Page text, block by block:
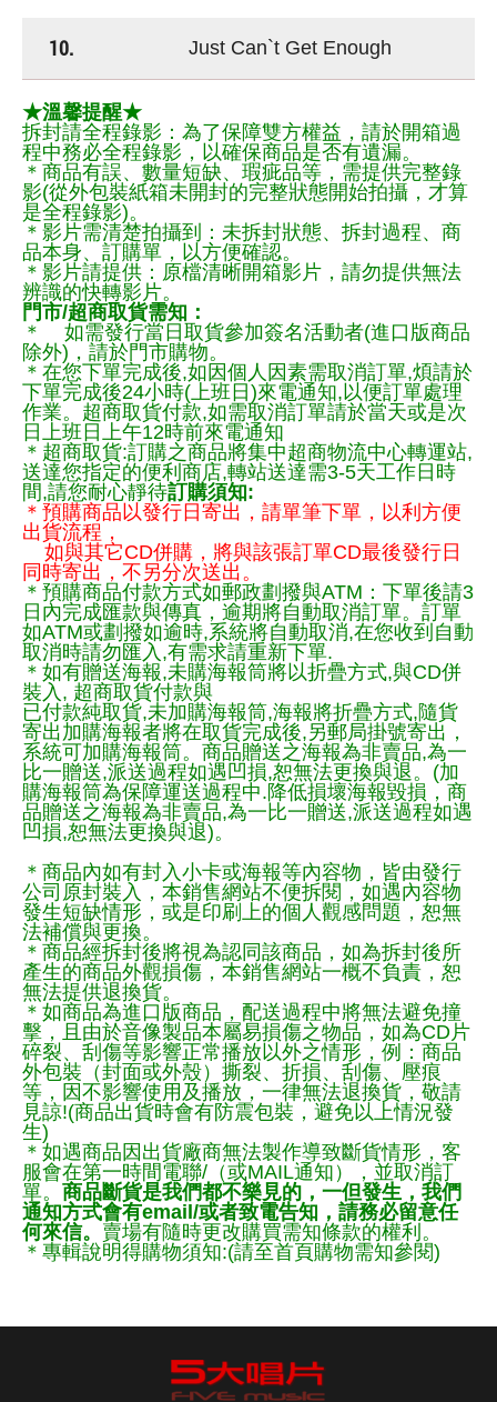
10. Just Can`t Get Enough
★溫馨提醒★
拆封請全程錄影：為了保障雙方權益，請於開箱過
程中務必全程錄影，以確保商品是否有遺漏。
＊商品有誤、數量短缺、瑕疵品等，需提供完整錄
影(從外包裝紙箱未開封的完整狀態開始拍攝，才算
是全程錄影)。
＊影片需清楚拍攝到：未拆封狀態、拆封過程、商
品本身、訂購單，以方便確認。
＊影片請提供：原檔清晰開箱影片，請勿提供無法
辨識的快轉影片。
門市/超商取貨需知：
＊ 如需發行當日取貨參加簽名活動者(進口版商品
除外)，請於門市購物。
＊在您下單完成後,如因個人因素需取消訂單,煩請於
下單完成後24小時(上班日)來電通知,以便訂單處理
作業。超商取貨付款,如需取消訂單請於當天或是次
日上班日上午12時前來電通知
＊超商取貨:訂購之商品將集中超商物流中心轉運站,
送達您指定的便利商店,轉站送達需3-5天工作日時
間,請您耐心靜待訂購須知:
＊預購商品以發行日寄出，請單筆下單，以利方便
出貨流程，
如與其它CD併購，將與該張訂單CD最後發行日
同時寄出，不另分次送出。
＊預購商品付款方式如郵政劃撥與ATM：下單後請3
日內完成匯款與傳真，逾期將自動取消訂單。訂單
如ATM或劃撥如逾時,系統將自動取消,在您收到自動
取消時請勿匯入,有需求請重新下單.
＊如有贈送海報,未購海報筒將以折疊方式,與CD併
裝入, 超商取貨付款與
已付款純取貨,未加購海報筒,海報將折疊方式,隨貨
寄出加購海報者將在取貨完成後,另郵局掛號寄出，
系統可加購海報筒。商品贈送之海報為非賣品,為一
比一贈送,派送過程如遇凹損,恕無法更換與退。(加
購海報筒為保障運送過程中.降低損壞海報毀損，商
品贈送之海報為非賣品,為一比一贈送,派送過程如遇
凹損,恕無法更換與退)。
＊商品內如有封入小卡或海報等內容物，皆由發行
公司原封裝入，本銷售網站不便拆閱，如遇內容物
發生短缺情形，或是印刷上的個人觀感問題，恕無
法補償與更換。
＊商品經拆封後將視為認同該商品，如為拆封後所
產生的商品外觀損傷，本銷售網站一概不負責，恕
無法提供退換貨。
＊如商品為進口版商品，配送過程中將無法避免撞
擊，且由於音像製品本屬易損傷之物品，如為CD片
碎裂、刮傷等影響正常播放以外之情形，例：商品
外包裝（封面或外殼）撕裂、折損、刮傷、壓痕
等，因不影響使用及播放，一律無法退換貨，敬請
見諒!(商品出貨時會有防震包裝，避免以上情況發
生)
＊如遇商品因出貨廠商無法製作導致斷貨情形，客
服會在第一時間電聯/（或MAIL通知），並取消訂
單。 商品斷貨是我們都不樂見的，一但發生，我們
通知方式會有email/或者致電告知，請務必留意任
何來信。 賣場有隨時更改購買需知條款的權利。
＊專輯說明得購物須知:(請至首頁購物需知參閱)